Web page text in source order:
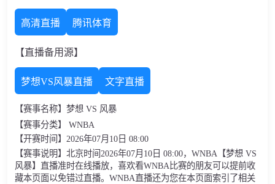
高清直播 腾讯体育
【直播备用源】
梦想VS风暴直播 文字直播
【赛事名称】梦想 VS 风暴
【赛事分类】 WNBA
【开赛时间】2026年07月10日 08:00
【赛事说明】北京时间2026年07月10日 08:00，WNBA【梦想 VS
风暴】直播准时在线播放，喜欢看WNBA比赛的朋友可以提前收
藏本页面以免错过直播。WNBA直播还为您在本页面索引了相关